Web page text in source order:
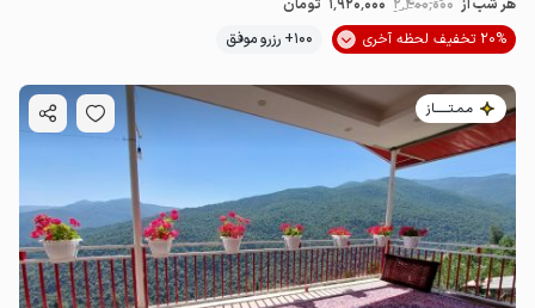
هر شب از 2٬400٬000 1٬920٬000 تومان
20% تخفیف لحظه آخری
100+ رزرو موفق
مـمـتــــــاز